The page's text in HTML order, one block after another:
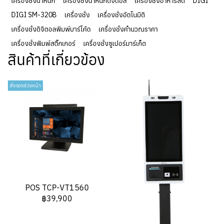
DIGI SM-320B
เครื่องชั่ง
เครื่องชั่งอัตโนมิติ
เครื่องชั่งดิจิตอลพิมพ์บาร์โค้ด
เครื่องชั่งคำนวณราคา
เครื่องชั่งพิมพ์สติ๊กเกอร์
เครื่องชั่งซูเปอร์มาร์เก็ต
สินค้าที่เกี่ยวข้อง
สั่งจองล่วงหน้า
POS TCP-VT1560
฿39,900